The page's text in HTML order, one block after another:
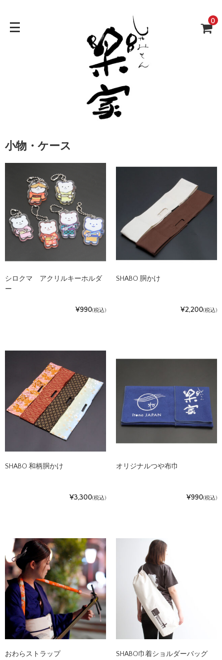
0
小物・ケース
シロクマ アクリルキーホルダ
ー
¥990(税込)
SHABO 胴かけ
¥2,200(税込)
SHABO 和柄胴かけ
¥3,300(税込)
オリジナルつや布巾
¥990(税込)
おわらストラップ
SHABO巾着ショルダーバッグ